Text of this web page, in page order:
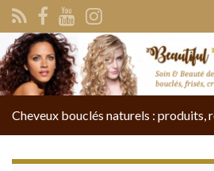
Search for:
Cheveux bouclés naturels : produits,